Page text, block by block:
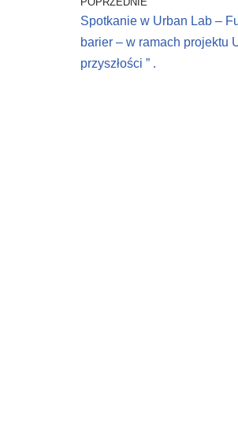
n
d
o
w
)
n
d
o
w
)
w
w
i
n
o
)
Spotkanie w Urban Lab –
barier – w ramach projektu
przyszłości ” .